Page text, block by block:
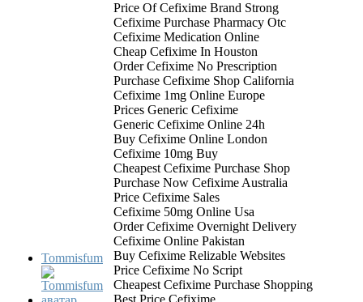
Tommisfum
Price Of Cefixime Brand Strong
Cefixime Purchase Pharmacy Otc
Cefixime Medication Online
Cheap Cefixime In Houston
Order Cefixime No Prescription
Purchase Cefixime Shop California
Cefixime 1mg Online Europe
Prices Generic Cefixime
Generic Cefixime Online 24h
Buy Cefixime Online London
Cefixime 10mg Buy
Cheapest Cefixime Purchase Shop
Purchase Now Cefixime Australia
Price Cefixime Sales
Cefixime 50mg Online Usa
Order Cefixime Overnight Delivery
Cefixime Online Pakistan
Buy Cefixime Relizable Websites
Price Cefixime No Script
Cheapest Cefixime Purchase Shopping